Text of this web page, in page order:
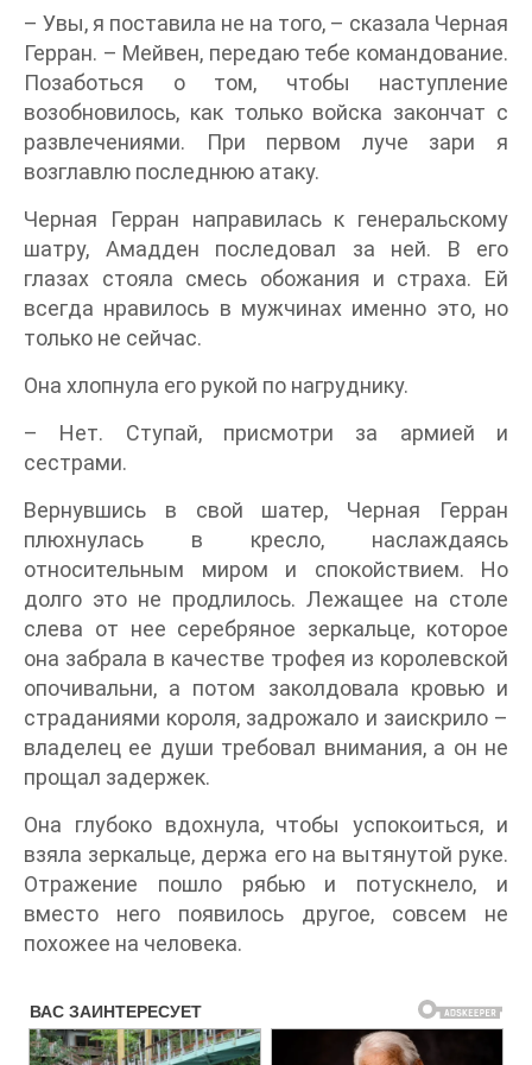
– Увы, я поставила не на того, – сказала Черная
Герран. – Мейвен, передаю тебе командование.
Позаботься о том, чтобы наступление
возобновилось, как только войска закончат с
развлечениями. При первом луче зари я
возглавлю последнюю атаку.
Черная Герран направилась к генеральскому
шатру, Амадден последовал за ней. В его
глазах стояла смесь обожания и страха. Ей
всегда нравилось в мужчинах именно это, но
только не сейчас.
Она хлопнула его рукой по нагруднику.
– Нет. Ступай, присмотри за армией и
сестрами.
Вернувшись в свой шатер, Черная Герран
плюхнулась в кресло, наслаждаясь
относительным миром и спокойствием. Но
долго это не продлилось. Лежащее на столе
слева от нее серебряное зеркальце, которое
она забрала в качестве трофея из королевской
опочивальни, а потом заколдовала кровью и
страданиями короля, задрожало и заискрило –
владелец ее души требовал внимания, а он не
прощал задержек.
Она глубоко вдохнула, чтобы успокоиться, и
взяла зеркальце, держа его на вытянутой руке.
Отражение пошло рябью и потускнело, и
вместо него появилось другое, совсем не
похожее на человека.